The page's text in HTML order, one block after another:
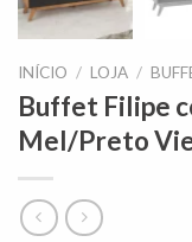
INÍCIO / LOJA /
Buffet Filipe
Mel/Preto